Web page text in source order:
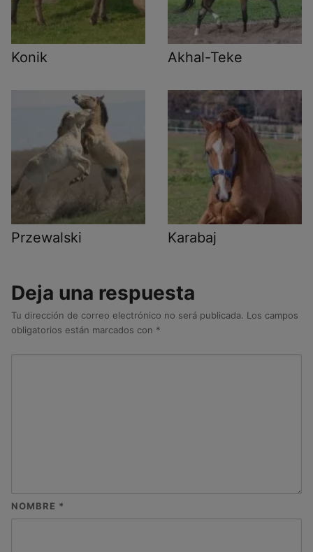
Konik Akhal-Teke
Przewalski Karabaj
Deja una respuesta
Tu dirección de correo electrónico no será publicada. Los campos
obligatorios están marcados con *
NOMBRE *